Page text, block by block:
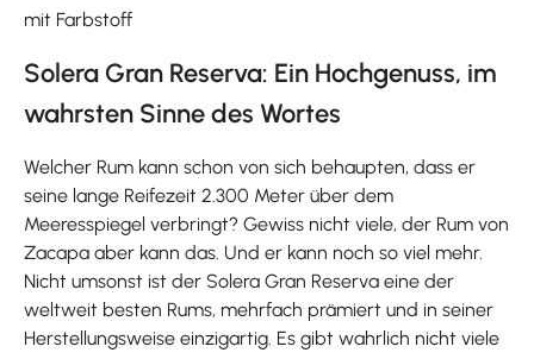
mit Farbstoff
Solera Gran Reserva: Ein Hochgenuss, im
wahrsten Sinne des Wortes
Welcher Rum kann schon von sich behaupten, dass er
seine lange Reifezeit 2.300 Meter über dem
Meeresspiegel verbringt? Gewiss nicht viele, der Rum von
Zacapa aber kann das. Und er kann noch so viel mehr.
Nicht umsonst ist der Solera Gran Reserva eine der
weltweit besten Rums, mehrfach prämiert und in seiner
Herstellungsweise einzigartig. Es gibt wahrlich nicht viele